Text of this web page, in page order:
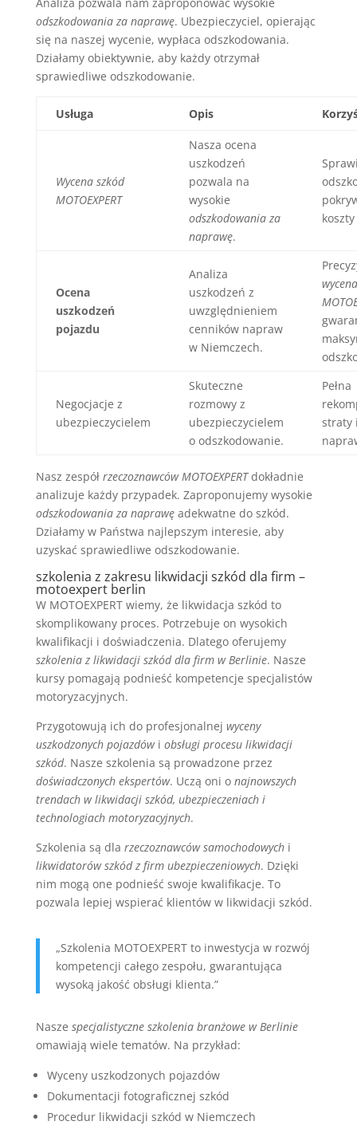
Analiza pozwala nam zaproponować wysokie
odszkodowania za naprawę. Ubezpieczyciel, opierając
się na naszej wycenie, wypłaca odszkodowania.
Działamy obiektywnie, aby każdy otrzymał
sprawiedliwe odszkodowanie.
Usługa Opis
Wycena szkód
MOTOEXPERT
Nasza ocena
uszkodzeń
pozwala na
wysokie
odszkodowania za
naprawę.
Ocena
uszkodzeń
pojazdu
Analiza
uszkodzeń z
uwzględnieniem
cenników napraw
w Niemczech.
Negocjacje z
ubezpieczycielem
Skuteczne
rozmowy z
ubezpieczycielem
o odszkodowanie.
Pełna
straty
Nasz zespół rzeczoznawców MOTOEXPERTdokładnie
analizuje każdy przypadek. Zaproponujemy wysokie
odszkodowania za naprawęadekwatne do szkód.
Działamy w Państwa najlepszym interesie, aby
uzyskać sprawiedliwe odszkodowanie.
szkolenia z zakresu likwidacji szkód dla firm –
motoexpert berlin
W MOTOEXPERT wiemy, że likwidacja szkód to
skomplikowany proces. Potrzebuje on wysokich
kwalifikacji i doświadczenia. Dlatego oferujemy
szkolenia z likwidacji szkód dla firm w Berlinie. Nasze
kursy pomagają podnieść kompetencje specjalistów
motoryzacyjnych.
Przygotowują ich do profesjonalnej wyceny
uszkodzonych pojazdówi obsługi procesu likwidacji
szkód. Nasze szkolenia są prowadzone przez
doświadczonych ekspertów. Uczą oni o najnowszych
trendach w likwidacji szkód, ubezpieczeniach i
technologiach motoryzacyjnych.
Szkolenia są dla rzeczoznawców samochodowychi
likwidatorów szkód z firm ubezpieczeniowych. Dzięki
nim mogą one podnieść swoje kwalifikacje. To
pozwala lepiej wspierać klientów w likwidacji szkód.
„Szkolenia MOTOEXPERT to inwestycja w rozwój
kompetencji całego zespołu, gwarantująca
wysoką jakość obsługi klienta.”
Nasze specjalistyczne szkolenia branżowe w Berlinie
omawiają wiele tematów. Na przykład:
Wyceny uszkodzonych pojazdów
Dokumentacji fotograficznej szkód
Procedur likwidacji szkód w Niemczech